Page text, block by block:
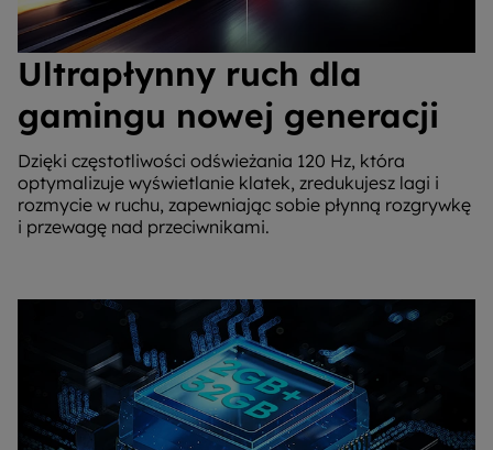
Ultrapłynny ruch dla
gamingu nowej generacji
Dzięki częstotliwości odświeżania 120 Hz, która
optymalizuje wyświetlanie klatek, zredukujesz lagi i
rozmycie w ruchu, zapewniając sobie płynną rozgrywkę
i przewagę nad przeciwnikami.